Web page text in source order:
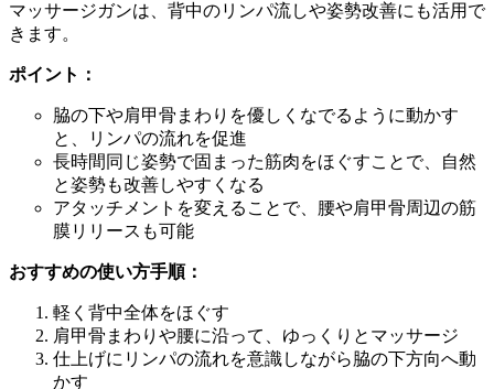
マッサージガンは、背中のリンパ流しや姿勢改善にも活用で
きます。
ポイント：
脇の下や肩甲骨まわりを優しくなでるように動かす
と、リンパの流れを促進
長時間同じ姿勢で固まった筋肉をほぐすことで、自然
と姿勢も改善しやすくなる
アタッチメントを変えることで、腰や肩甲骨周辺の筋
膜リリースも可能
おすすめの使い方手順：
軽く背中全体をほぐす
肩甲骨まわりや腰に沿って、ゆっくりとマッサージ
仕上げにリンパの流れを意識しながら脇の下方向へ動
かす